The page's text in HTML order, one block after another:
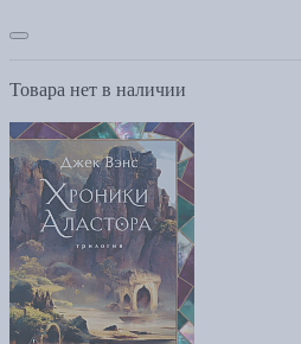
Товара нет в наличии